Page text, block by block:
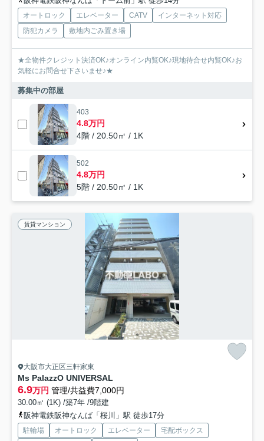
オートロック エレベーター CATV
インターネット対応
防犯カメラ
敷地内ごみ置き場
★全物件クレジット決済OK♪オンライン内覧OK♪現地待合せ内覧OK♪お
気軽にお問合せ下さいませ♪★
募集中の部屋
403
4.8万円
4階 / 20.50㎡ / 1K
502
4.8万円
5階 / 20.50㎡ / 1K
賃貸マンション
大阪市大正区三軒家東
Ms PalazzO UNIVERSAL
6.9万円 管理/共益費7,000円
30.00㎡ (1K) /築7年 /9階建
阪神電鉄阪神なんば「桜川」駅 徒歩17分
駐輪場 オートロック エレベーター
宅配ボックス